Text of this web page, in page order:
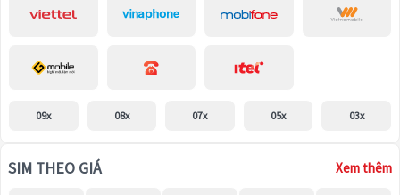
09x 08x 07x 05x 03x
SIM THEO GIÁ Xem thêm